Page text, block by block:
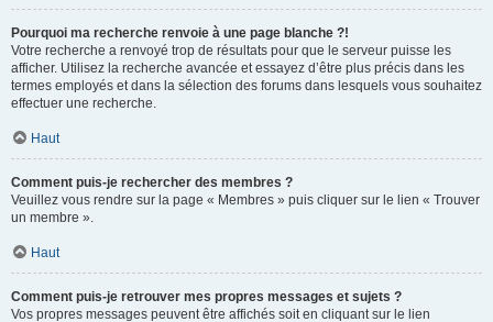
Pourquoi ma recherche renvoie à une page blanche ?!
Votre recherche a renvoyé trop de résultats pour que le serveur puisse les
afficher. Utilisez la recherche avancée et essayez d’être plus précis dans les
termes employés et dans la sélection des forums dans lesquels vous souhaitez
effectuer une recherche.
Haut
Comment puis-je rechercher des membres ?
Veuillez vous rendre sur la page « Membres » puis cliquer sur le lien « Trouver
un membre ».
Haut
Comment puis-je retrouver mes propres messages et sujets ?
Vos propres messages peuvent être affichés soit en cliquant sur le lien